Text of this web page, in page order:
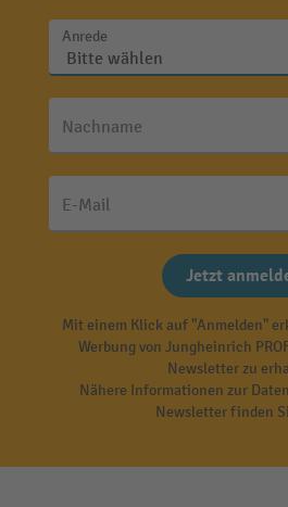
Anrede
Nachname
E-Mail
Jetzt
Mit einem Klick auf "Anmelden"
Werbung von Jungheinrich
Newsletter zu
Nähere Informationen zur
Newsletter finden